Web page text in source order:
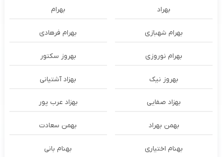
بهراد بهرام
بهرام شهبازی بهرام فرهادی
بهرام نوروزی بهروز سکتور
بهروز نیک بهزاد آشتیانی
بهزاد صفایی بهزاد عرب پور
بهمن بهراد بهمن سعادت
بهنام اختیاری بهنام بانی